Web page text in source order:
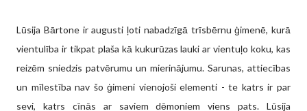
Lūsija Bārtone ir augusti ļoti nabadzīgā trīsbērnu ģimenē, kurā
vientulība ir tikpat plaša kā kukurūzas lauki ar vientuļo koku, kas
reizēm sniedzis patvērumu un mierinājumu. Sarunas, attiecības
un mīlestība nav šo ģimeni vienojoši elementi - te katrs ir par
sevi, katrs cīnās ar saviem dēmoniem viens pats. Lūsija